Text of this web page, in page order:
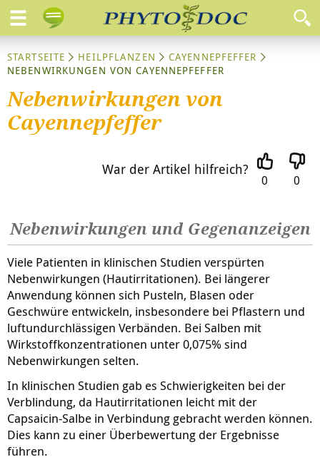
STARTSEITE HEILPFLANZEN
CAYENNEPFEFFER
NEBENWIRKUNGEN VON CAYENNEPFEFFER
Nebenwirkungen von
Cayennepfeffer
War der Artikel hilfreich?
0 0
Nebenwirkungen und Gegenanzeigen
Viele Patienten in klinischen Studien verspürten
Nebenwirkungen (Hautirritationen). Bei längerer
Anwendung können sich Pusteln, Blasen oder
Geschwüre entwickeln, insbesondere bei Pflastern und
luftundurchlässigen Verbänden. Bei Salben mit
Wirkstoffkonzentrationen unter 0,075% sind
Nebenwirkungen selten.
In klinischen Studien gab es Schwierigkeiten bei der
Verblindung, da Hautirritationen leicht mit der
Capsaicin-Salbe in Verbindung gebracht werden können.
Dies kann zu einer Überbewertung der Ergebnisse
führen.